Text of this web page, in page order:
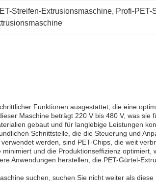
Streifen-Extrusionsmaschine, Profi-PET-
Funktionen ausgestattet, die eine
Maschine beträgt 220 V bis 480 V, was sie
gebaut und für langlebige Leistungen
Schnittstelle, die die Steuerung und
werden, sind PET-Chips, die weit
und die Produktionseffizienz
Anwendungen herstellen, die PET-Gürtel-
suchen, suchen Sie nicht weiter als